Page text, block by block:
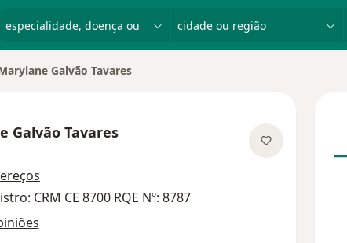
de cidadeGalvão Tavares
Galvão Tavares
CRM CE 8700 RQE Nº: 8787